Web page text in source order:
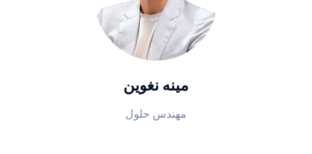
مينه نغوين
مهندس حلول